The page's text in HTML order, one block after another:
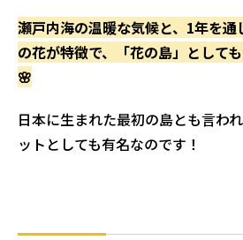
瀬戸内海の温暖な気候と、1年を通
の花が特徴で、「花の島」として
🌸
日本に生まれた最初の島とも言わ
ットとしても有名なのです！